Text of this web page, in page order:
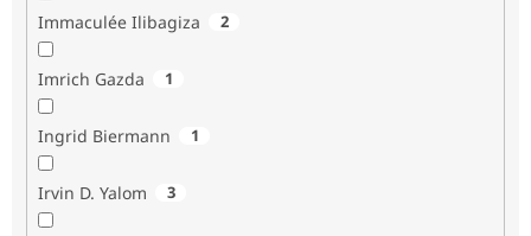
Immaculée Ilibagiza 2
Imrich Gazda 1
Ingrid Biermann 1
Irvin D. Yalom 3